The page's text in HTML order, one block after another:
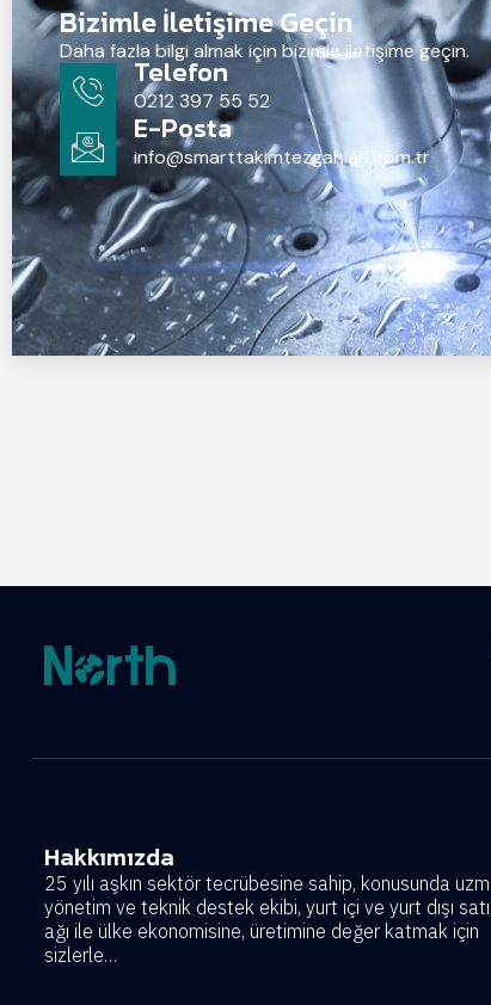
Bizimle İletişime Geçin
Daha fazla bilgi almak için bizimle iletişime geçin.
Telefon
0212 397 55 52
E-Posta
info@smarttakimtezgahlari.com.tr
Hakkımızda
25 yılı aşkın sektör tecrübesine sahip, konusunda
yönetim ve teknik destek ekibi, yurt içi ve yurt dışı
ağı ile ülke ekonomisine, üretimine değer katmak için
sizlerle…